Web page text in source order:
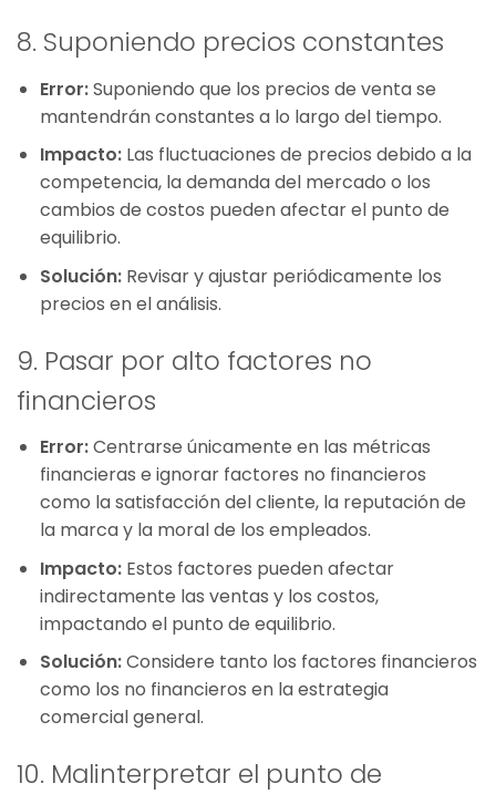
8. Suponiendo precios constantes
Error:Suponiendo que los precios de venta se
mantendrán constantes a lo largo del tiempo.
Impacto:Las fluctuaciones de precios debido a la
competencia, la demanda del mercado o los
cambios de costos pueden afectar el punto de
equilibrio.
Solución:Revisar y ajustar periódicamente los
precios en el análisis.
9. Pasar por alto factores no
financieros
Error:Centrarse únicamente en las métricas
financieras e ignorar factores no financieros
como la satisfacción del cliente, la reputación de
la marca y la moral de los empleados.
Impacto:Estos factores pueden afectar
indirectamente las ventas y los costos,
impactando el punto de equilibrio.
Solución:Considere tanto los factores financieros
como los no financieros en la estrategia
comercial general.
10. Malinterpretar el punto de